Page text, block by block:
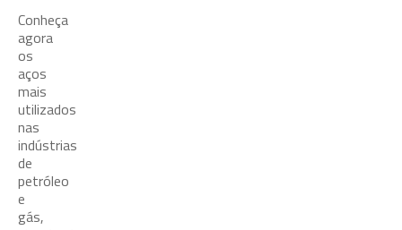
Conheça
agora
os
aços
mais
utilizados
nas
indústrias
de
petróleo
e
gás,